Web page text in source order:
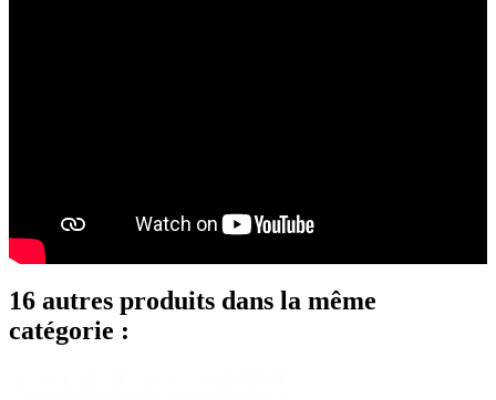
16 autres produits dans la même
catégorie :